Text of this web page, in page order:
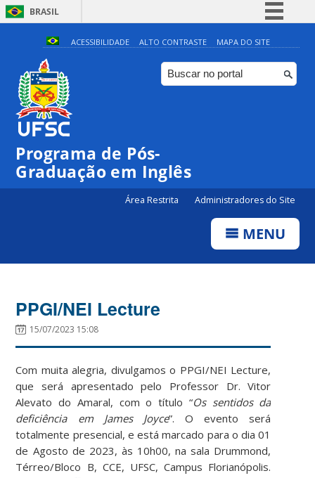
BRASIL
Simplifique!
Comunica BR
Participe
ACESSIBILIDADE ALTO CONTRASTE MAPA DO SITE
Programa de Pós-
Graduação em Inglês
Área Restrita Administradores do Site
MENU
PPGI/NEI Lecture
15/07/2023 15:08
Com muita alegria, divulgamos o PPGI/NEI Lecture,
que será apresentado pelo Professor Dr. Vitor
Alevato do Amaral, com o título “Os sentidos da
deficiência em James Joyce”. O evento será
totalmente presencial, e está marcado para o dia 01
de Agosto de 2023, às 10h00, na sala Drummond,
Térreo/Bloco B, CCE, UFSC, Campus Florianópolis.